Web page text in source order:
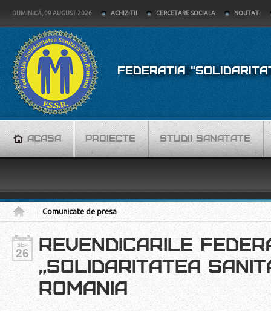
DUMINICĂ, 09 AUGUST 2026 ACHIZITII CERCETARE SOCIALA NOUTATI
FEDERATIA
ACASA PROIECTE STUDII SANATATE
Comunicate de presa
SEP
26
REVENDICARILE
„SOLIDARITATEA
ROMANIA